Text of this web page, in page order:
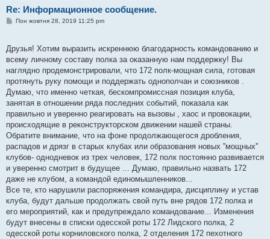
Re: Информационное сообщение.
П
д
м
л
н
н
Пон жовтня 28, 2019 11:25 pm
Друзья! Хотим выразить искреннюю благодарность командованию и
всему личному составу полка за оказанную нам поддержку! Вы
наглядно продемонстрировали, что 172 полк-мощная сила, готовая
протянуть руку помощи и поддержать однополчан и союзников .
Думаю, что именно четкая, бескомпромиссная позиция клуба,
занятая в отношении ряда последних событий, показала как
правильно и уверенно реагировать на вызовы , хаос и провокации,
происходящие в реконструкторском движении нашей страны.
Обратите внимание, что на фоне продолжающегося дробления,
распадов и дрязг в старых клубах или образования новых ''мощных''
клубов- однодневок из трех человек, 172 полк постоянно развивается
и уверенно смотрит в будущее ... Думаю, правильно назвать 172
даже не клубом, а командой единомышленников...
Все те, кто нарушили распоряжения командира, дисциплину и устав
клуба, будут дальше продолжать свой путь вне рядов 172 полка и
его мероприятий, как и предупреждало командование... Изменения
будут внесены в списки одесской роты 172 Лидского полка, 2
одесской роты корниловского полка, 2 отделения 172 пехотного